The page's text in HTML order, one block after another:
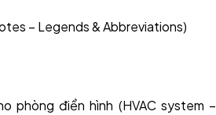
– Legends & Abbreviations)
phòng điển hình (HVAC system –